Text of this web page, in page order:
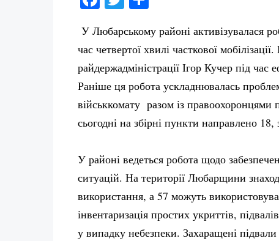
У Любарському районі активізувалася
час четвертої хвилі часткової
райдержадміністрації Ігор Кучер під
Раніше ця робота ускладнювалась
військкомату разом із правоохоронцями
сьогодні на збірні пункти направлено
У районі ведеться робота щодо
ситуацій. На території Любарщини
використання, а 57 можуть
інвентаризація простих укриттів,
у випадку небезпеки. Захаращені